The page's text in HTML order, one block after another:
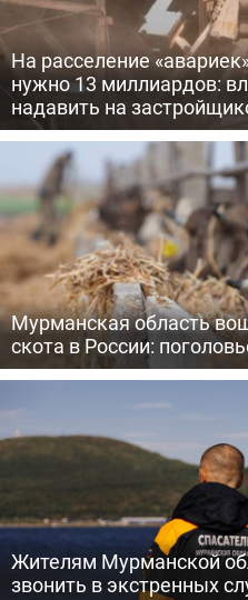
На расселение
нужно 13 миллиардов:
надавить на
Мурманская область
скота в России:
Жителям Мурманской
звонить в экстренных